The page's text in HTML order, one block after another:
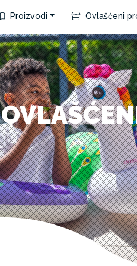
Proizvodi Ovlašćeni